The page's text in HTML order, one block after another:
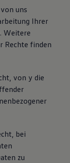
uns
Ihrer
Weitere
Rechte finden
von y die
bei
zu